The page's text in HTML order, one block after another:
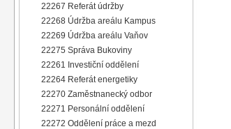
22267 Referát údržby
22268 Údržba areálu Kampus
22269 Údržba areálu Vaňov
22275 Správa Bukoviny
22261 Investiční oddělení
22264 Referát energetiky
22270 Zaměstnanecký odbor
22271 Personální oddělení
22272 Oddělení práce a mezd